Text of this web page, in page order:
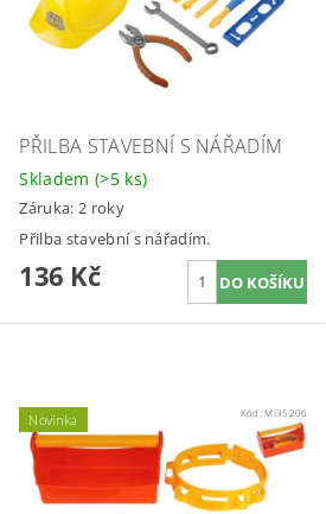
PŘILBA STAVEBNÍ S NÁŘADÍM
Skladem (>5 ks)
Záruka: 2 roky
Přilba stavební s nářadím.
136 Kč
Novinka Kód:MI35206